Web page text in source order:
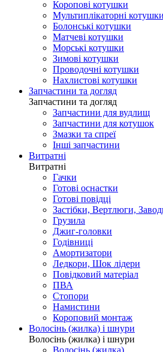
Коропові котушки
Мультиплікаторні котушки
Болонські котушки
Матчеві котушки
Морські котушки
Зимові котушки
Проводочні котушки
Нахлистові котушки
Запчастини та догляд
Запчастини та догляд
Запчастини для вудлищ
Запчастини для котушок
Змазки та спреї
Інші запчастини
Витратні
Витратні
Гачки
Готові оснастки
Готові повідці
Застібки, Вертлюги,
Грузила
Джиг-головки
Годівниці
Амортизатори
Ледкори, Шок лідери
Повідковий матеріал
ПВА
Стопори
Намистини
Короповий монтаж
Волосінь (жилка) і шнури
Волосінь (жилка) і шнури
Волосінь (жилка)